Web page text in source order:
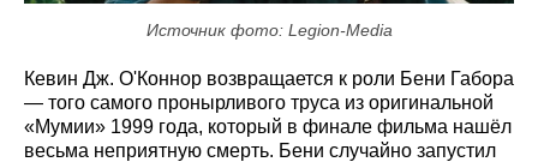
Источник фото: Legion-Media
Кевин Дж. О'Коннор возвращается к роли Бени Габора
— того самого пронырливого труса из оригинальной
«Мумии» 1999 года, который в финале фильма нашёл
весьма неприятную смерть. Бени случайно запустил